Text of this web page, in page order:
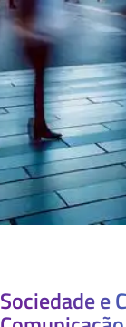
Sociedade e